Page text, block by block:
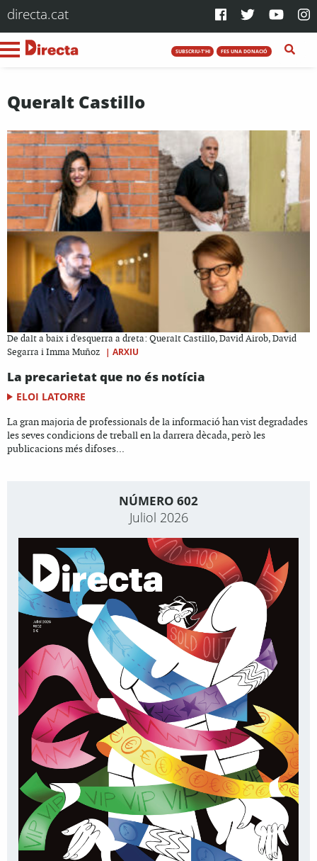
directa.cat
SUBSCRIU-T'HI FES UNA DONACIÓ
Queralt Castillo
De dalt a baix i d'esquerra a dreta: Queralt Castillo, David Airob, David
Segarra i Imma Muñoz
| ARXIU
La precarietat que no és notícia
ELOI LATORRE
La gran majoria de professionals de la informació han vist degradades
les seves condicions de treball en la darrera dècada, però les
publicacions més difoses...
NÚMERO 602
Juliol 2026